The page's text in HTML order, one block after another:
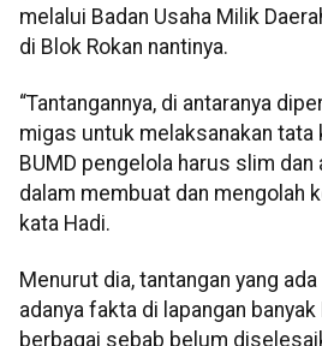
melalui Badan Usaha Milik
di Blok Rokan nantinya.
“Tantangannya, di antaranya
migas untuk melaksanakan tata
BUMD pengelola harus slim
dalam membuat dan mengolah
kata Hadi.
Menurut dia, tantangan yang
adanya fakta di lapangan
berbagai sebab belum